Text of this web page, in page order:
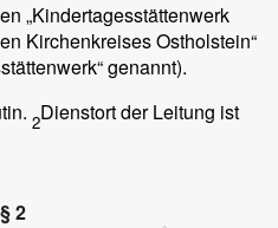
„Kindertagesstättenwerk
Kirchenkreises Ostholstein“
genannt).
2Dienstort der Leitung ist
§ 2